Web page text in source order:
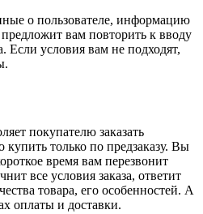
о пользователе, информацию
вам повторить к вводу
Если условия вам не подходят,
покупателю заказать
только по предзаказу. Вы
время вам перезвонит
все условия заказа, ответит
товара, его особенностей. А
оплаты и доставки.